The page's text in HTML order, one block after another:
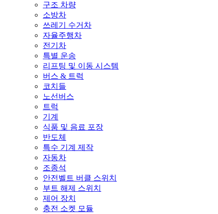
구조 차량
소방차
쓰레기 수거차
자율주행차
전기차
특별 운송
리프팅 및 이동 시스템
버스 & 트럭
코치들
노선버스
트럭
기계
식품 및 음료 포장
반도체
특수 기계 제작
자동차
조종석
안전벨트 버클 스위치
부트 해제 스위치
제어 장치
충전 소켓 모듈